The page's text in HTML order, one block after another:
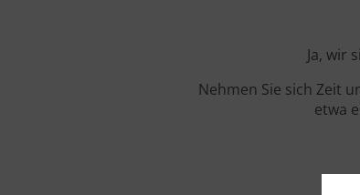
Ja, wir
Nehmen Sie sich Zeit
etwa